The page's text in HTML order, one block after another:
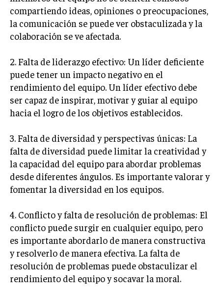
ÉTICA EMPRESARIAL Y RESPONSABILIDAD
SOCIAL
BLOG
Acerca de Últimas entradas
Silvia Delgado
tecnología ha transformado la forma en que
compramos y vendemos. En mi tiempo libre,
disfruto del senderismo, apreciando la belleza natural y la
tranquilidad que ofrece cada sendero.
Aparece en periódicos digitales y domina los buscadores,
compartiendo ideas, opiniones o preocupaciones,
la comunicación se puede ver obstaculizada y la
colaboración se ve afectada.
2. Falta de liderazgo efectivo: Un líder deficiente
puede tener un impacto negativo en el
rendimiento del equipo. Un líder efectivo debe
ser capaz de inspirar, motivar y guiar al equipo
hacia el logro de los objetivos establecidos.
3. Falta de diversidad y perspectivas únicas: La
falta de diversidad puede limitar la creatividad y
la capacidad del equipo para abordar problemas
desde diferentes ángulos. Es importante valorar y
fomentar la diversidad en los equipos.
4. Conflicto y falta de resolución de problemas: El
conflicto puede surgir en cualquier equipo, pero
es importante abordarlo de manera constructiva
y resolverlo de manera efectiva. La falta de
resolución de problemas puede obstaculizar el
rendimiento del equipo y socavar la moral.